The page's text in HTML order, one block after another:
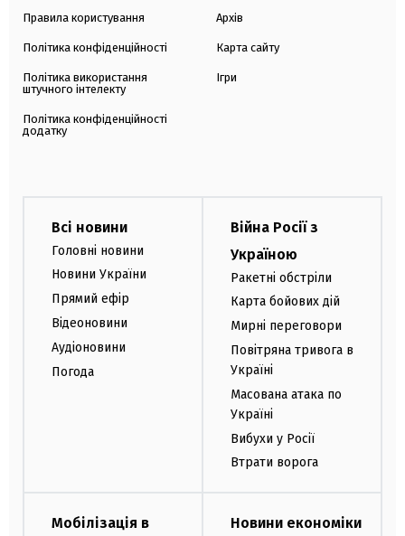
Правила користування
Політика конфіденційності
Політика використання
штучного інтелекту
Політика конфіденційності
додатку
Архів
Карта сайту
Ігри
Всі новини
Головні новини
Новини України
Прямий ефір
Відеоновини
Аудіоновини
Погода
Війна Росії з
Україною
Ракетні обстріли
Карта бойових дій
Мирні переговори
Повітряна тривога в
Україні
Масована атака по
Україні
Вибухи у Росії
Втрати ворога
Мобілізація в
Новини економіки